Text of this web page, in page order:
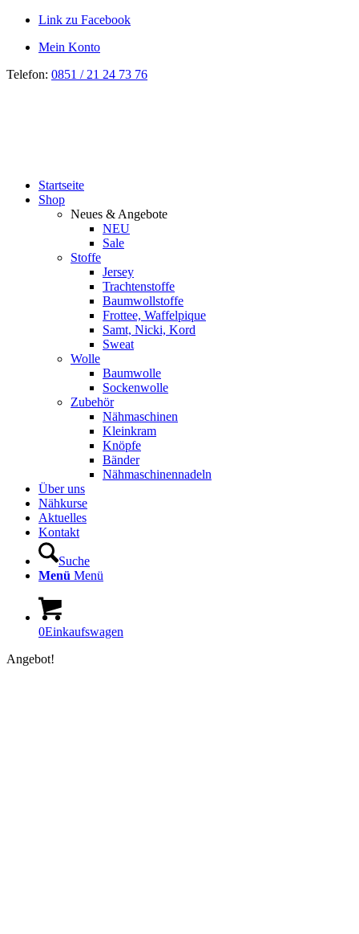
Link zu Facebook
Mein Konto
Telefon: 0851 / 21 24 73 76
Startseite
Shop
Neues & Angebote
NEU
Sale
Stoffe
Jersey
Trachtenstoffe
Baumwollstoffe
Frottee, Waffelpique
Samt, Nicki, Kord
Sweat
Wolle
Baumwolle
Sockenwolle
Zubehör
Nähmaschinen
Kleinkram
Knöpfe
Bänder
Nähmaschinennadeln
Über uns
Nähkurse
Aktuelles
Kontakt
Suche
Menü Menü
0Einkaufswagen
Angebot!